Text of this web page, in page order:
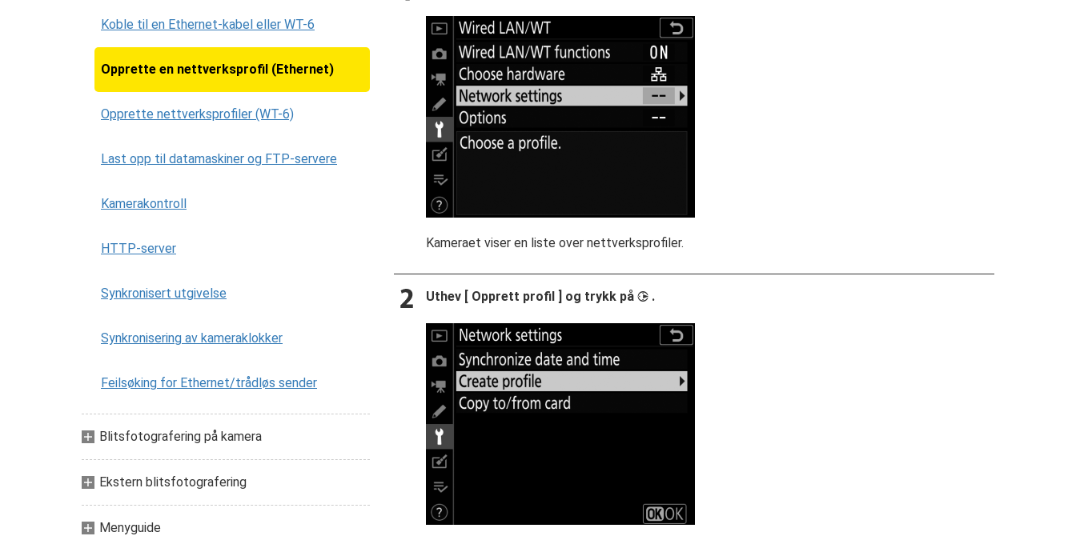
Koble til en Ethernet-kabel eller WT-6
Opprette en nettverksprofil (Ethernet)
Opprette nettverksprofiler (WT-6)
Last opp til datamaskiner og FTP-servere
Kamerakontroll
HTTP-server
Synkronisert utgivelse
Synkronisering av kameraklokker
Feilsøking for Ethernet/trådløs sender
Blitsfotografering på kamera
Ekstern blitsfotografering
Menyguide
Kameraet viser en liste over nettverksprofiler.
Uthev [ Opprett profil ] og trykk på 2 .